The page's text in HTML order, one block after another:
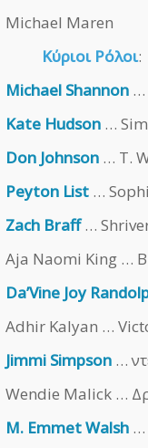
Michael Maren
Κύριοι Ρόλοι:
Michael Shannon …
Kate Hudson …
Don Johnson … T.
Peyton List …
Zach Braff…
Aja Naomi King …
Da’Vine Joy
Adhir Kalyan …
Jimmi Simpson …
Wendie Malick …
M. Emmet Walsh …